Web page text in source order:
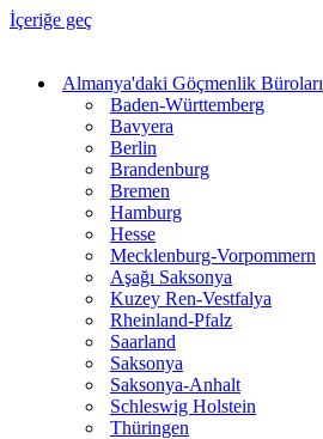
İçeriğe geç
Almanya'daki Göçmenlik Büroları
Baden-Württemberg
Bavyera
Berlin
Brandenburg
Bremen
Hamburg
Hesse
Mecklenburg-Vorpommern
Aşağı Saksonya
Kuzey Ren-Vestfalya
Rheinland-Pfalz
Saarland
Saksonya
Saksonya-Anhalt
Schleswig Holstein
Thüringen